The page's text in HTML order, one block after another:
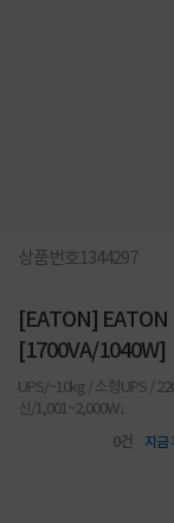
상품번호1344297
[EATON]
[1700VA/1040W]
UPS/~10kg / 소형UPS /
신/1,001~2,000W↓
0건 지금